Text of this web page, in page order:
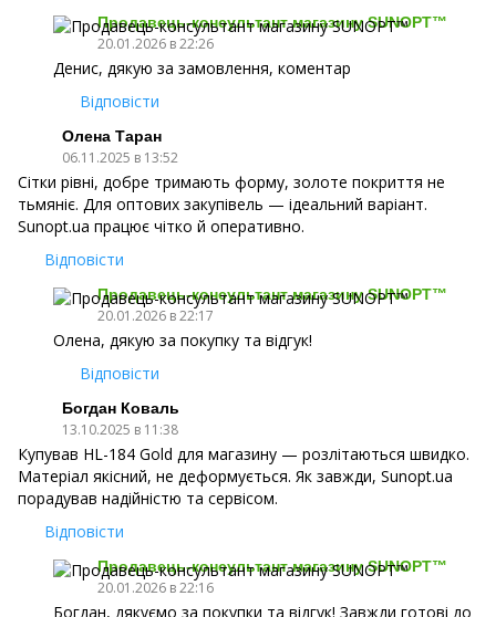
Продавець-консультант магазину SUNOPT™
20.01.2026 в 22:26
Денис, дякую за замовлення, коментар
Відповісти
Олена Таран
06.11.2025 в 13:52
Сітки рівні, добре тримають форму, золоте покриття не
тьмяніє. Для оптових закупівель — ідеальний варіант.
Sunopt.ua працює чітко й оперативно.
Відповісти
Продавець-консультант магазину SUNOPT™
20.01.2026 в 22:17
Олена, дякую за покупку та відгук!
Відповісти
Богдан Коваль
13.10.2025 в 11:38
Купував HL-184 Gold для магазину — розлітаються швидко.
Матеріал якісний, не деформується. Як завжди, Sunopt.ua
порадував надійністю та сервісом.
Відповісти
Продавець-консультант магазину SUNOPT™
20.01.2026 в 22:16
Богдан, дякуємо за покупки та відгук! Завжди готові до